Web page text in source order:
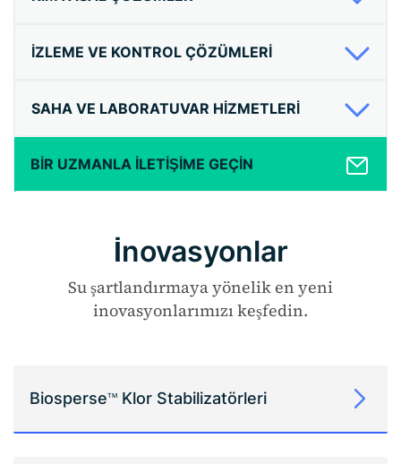
İZLEME VE KONTROL ÇÖZÜMLERI
SAHA VE LABORATUVAR HIZMETLERI
BIR UZMANLA ILETIŞIME GEÇIN
İnovasyonlar
Su şartlandırmaya yönelik en yeni
inovasyonlarımızı keşfedin.
BiosperseTM Klor Stabilizatörleri